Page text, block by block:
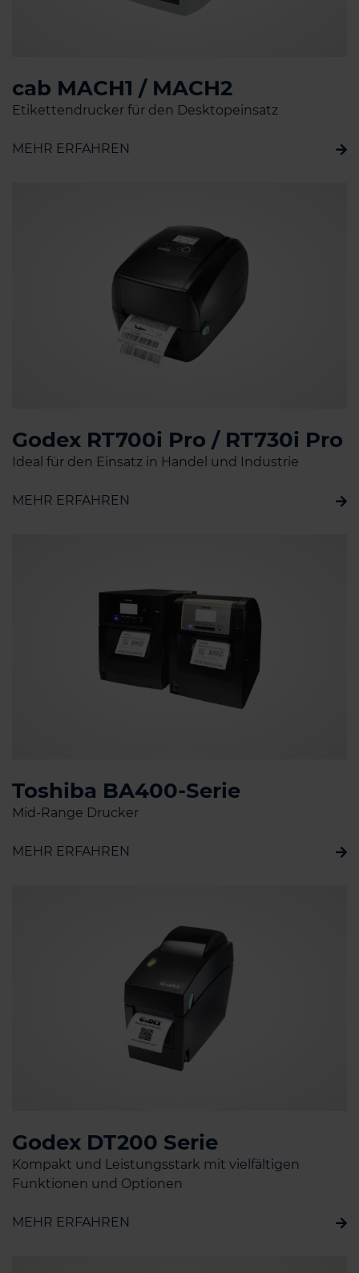
cab MACH1 / MACH2
Etikettendrucker für den Desktopeinsatz
MEHR ERFAHREN
Godex RT700i Pro / RT730i Pro
Ideal für den Einsatz in Handel und Industrie
MEHR ERFAHREN
Toshiba BA400-Serie
Mid-Range Drucker
MEHR ERFAHREN
Godex DT200 Serie
Kompakt und Leistungsstark mit vielfältigen
Funktionen und Optionen
MEHR ERFAHREN